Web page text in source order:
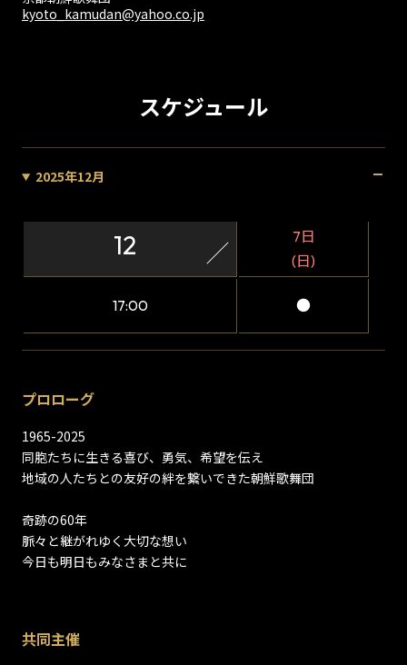
kyoto_kamudan@yahoo.co.jp
スケジュール
2025年12月
12
7日
(日)
17:00 ●
プロローグ
1965-2025
同胞たちに生きる喜び、勇気、希望を伝え
地域の人たちとの友好の絆を繋いできた朝鮮歌舞団
奇跡の60年
脈々と継がれゆく大切な想い
今日も明日もみなさまと共に
共同主催